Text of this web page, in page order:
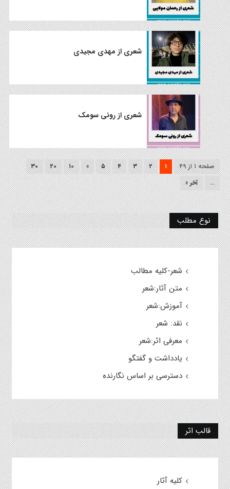
شعری از مهدی مجیدی
شعری از رونی سومک
صفحه ۱ از ۴۹ ۱ ۲ ۳ ۴ ۵ » ۱۰ ۲۰
۳۰
...
آخر »
نوع مطلب
شعر-کلیه مطالب
متن آثار:شعر
آموزش:شعر
نقد: شعر
معرفی اثر:شعر
یادداشت و گفتگو
دسترسی بر اساس نگارنده
قالب اثر
کلیه آثار